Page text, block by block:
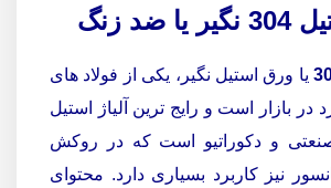
ضد زنگ
یا ورق استیل نگیر، یکی از فولاد های
در بازار است و رایج ترین آلیاژ استیل
و دکوراتیو است که در روکش
نیز کاربرد بسیاری دارد. محتوای